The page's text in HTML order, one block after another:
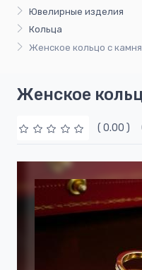
Ювелирные изделия
Кольца
Женское кольцо с
Женское
( 0.00 )